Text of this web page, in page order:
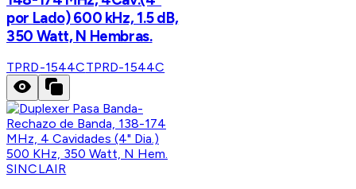
por Lado) 600 kHz, 1.5 dB,
350 Watt, N Hembras.
TPRD-1544CTPRD-1544C
SINCLAIR